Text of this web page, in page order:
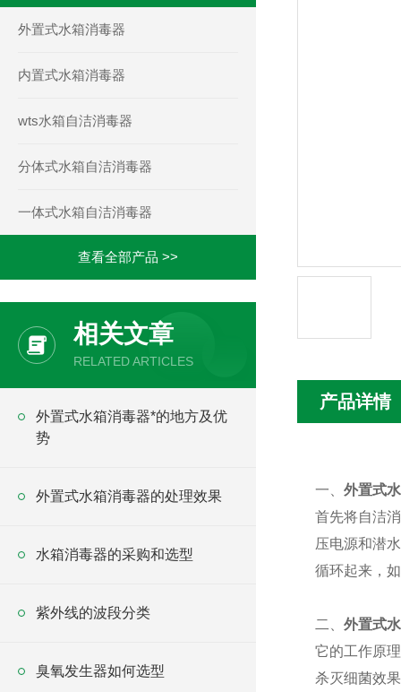
外置式水箱消毒器
内置式水箱消毒器
wts水箱自洁消毒器
分体式水箱自洁消毒器
一体式水箱自洁消毒器
查看全部产品 >>
相关文章
RELATED ARTICLES
外置式水箱消毒器*的地方及优
势
外置式水箱消毒器的处理效果
水箱消毒器的采购和选型
紫外线的波段分类
臭氧发生器如何选型
产品详情
一、 外置式
首先将自洁
压电源和潜
循环起来，
二、 外置式
它的工作原
杀灭细菌效